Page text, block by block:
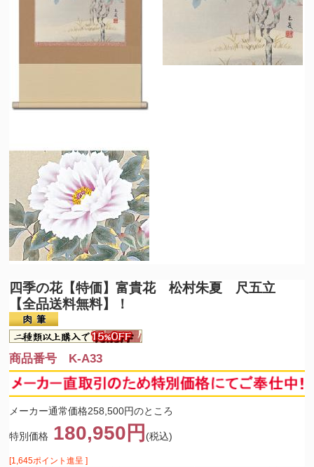
四季の花【特価】富貴花 松村朱夏 尺五立
【全品送料無料】！
商品番号 K-A33
メーカー通常価格258,500円のところ
特別価格 180,950円 (税込)
[1,645ポイント進呈 ]